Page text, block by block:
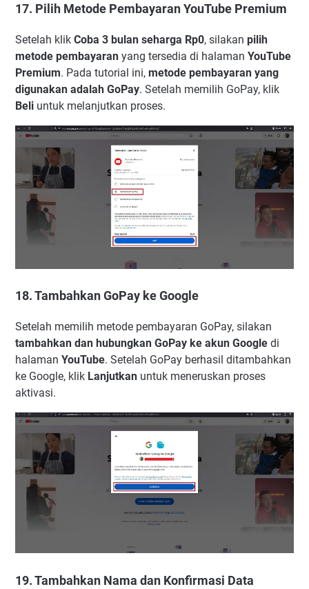
17. Pilih Metode Pembayaran YouTube Premium
Setelah klik Coba 3 bulan seharga Rp0, silakan pilih
metode pembayaran yang tersedia di halaman YouTube
Premium. Pada tutorial ini, metode pembayaran yang
digunakan adalah GoPay. Setelah memilih GoPay, klik
Beli untuk melanjutkan proses.
18. Tambahkan GoPay ke Google
Setelah memilih metode pembayaran GoPay, silakan
tambahkan dan hubungkan GoPay ke akun Google di
halaman YouTube. Setelah GoPay berhasil ditambahkan
ke Google, klik Lanjutkan untuk meneruskan proses
aktivasi.
19. Tambahkan Nama dan Konfirmasi Data